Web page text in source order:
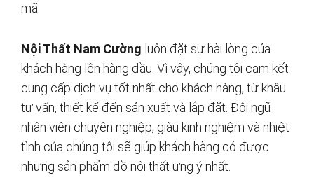
mã.
Nội Thất Nam Cường luôn đặt sự hài lòng của
khách hàng lên hàng đầu. Vì vậy, chúng tôi cam kết
cung cấp dịch vụ tốt nhất cho khách hàng, từ khâu
tư vấn, thiết kế đến sản xuất và lắp đặt. Đội ngũ
nhân viên chuyên nghiệp, giàu kinh nghiệm và nhiệt
tình của chúng tôi sẽ giúp khách hàng có được
những sản phẩm đồ nội thất ưng ý nhất.